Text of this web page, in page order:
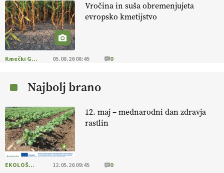
KMETIJSKA LIGA PRVAKOV: UKRAJINA vs.
EVROPA
EKOloško = logično: ekološka kmetija
B'ZGAR
EKOloško = logično: VLOG Okus je
EKOloško = logično: ekološka kmetija PR'
RAKARI
EKOloško = logično: vinogradniško in
Vročina in suša obremenjujeta
evropsko kmetijstvo
Kmečki Glas 05.08.26 08:45 0
Najbolj brano
12. maj – mednarodni dan zdravja
rastlin
EKOLOŠKO LOGIČNO 12.05.26 09:45 0